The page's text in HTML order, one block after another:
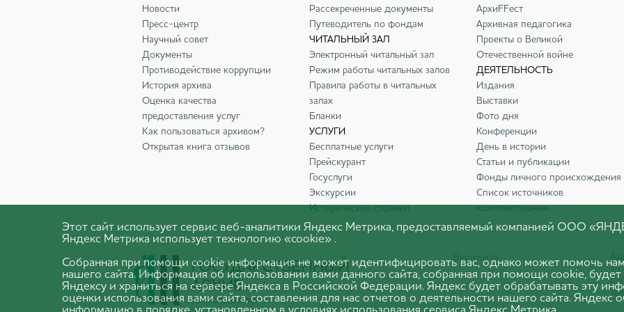
Новости
Пресс-центр
Научный совет
Документы
Противодействие коррупции
История архива
Оценка качества
предоставления услуг
Как пользоваться архивом?
Открытая книга отзывов
Рассекреченные документы
Путеводитель по фондам
ЧИТАЛЬНЫЙ ЗАЛ
Электронный читальный зал
Режим работы читальных залов
Правила работы в читальных
залах
Бланки
УСЛУГИ
Бесплатные услуги
Прейскурант
Госуслуги
Экскурсии
Исторические справки
АрхиFFест
Архивная педагогика
Проекты о Великой
Отечественной войне
ДЕЯТЕЛЬНОСТЬ
Издания
Выставки
Фото дня
Конференции
День в истории
Статьи и публикации
Фонды личного происхождения
Список источников
комплектования
E-
Этот сайт использует сервис веб-аналитики Яндекс Метрика, предоставляемый компанией ООО
Яндекс Метрика использует технологию «cookie» .
Собранная при помощи cookie информация не может идентифицировать вас, однако может помочь
нашего сайта. Информация об использовании вами данного сайта, собранная при помощи cookie, будет
Яндексу и храниться на сервере Яндекса в Российской Федерации. Яндекс будет обрабатывать эту
оценки использования вами сайта, составления для нас отчетов о деятельности нашего сайта. Яндекс